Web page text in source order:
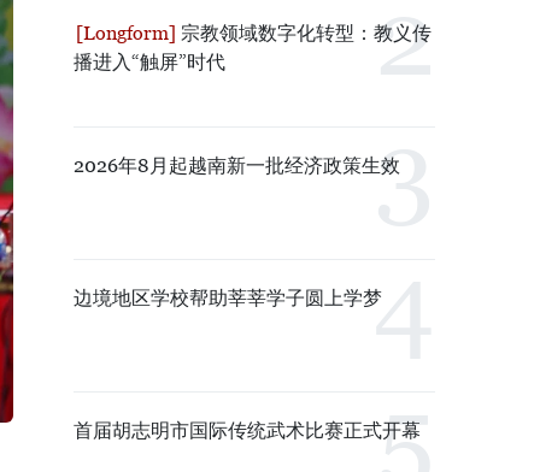
宗教领域数字化转型：教义传
播进入“触屏”时代
2026年8月起越南新一批经济政策生效
边境地区学校帮助莘莘学子圆上学梦
首届胡志明市国际传统武术比赛正式开幕